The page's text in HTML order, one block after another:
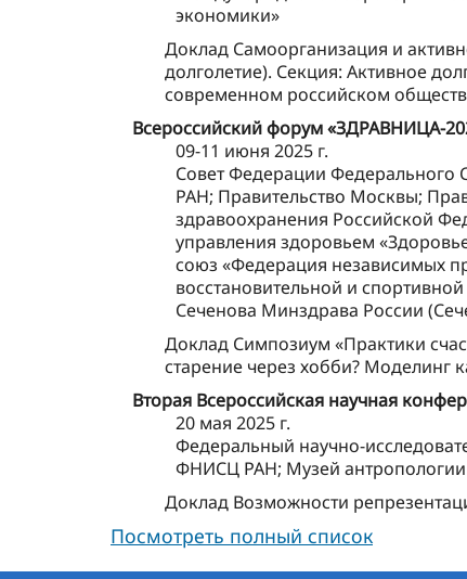
экономики»
Доклад Самоорганизация и
долголетие). Секция: Активное
современном российском
Всероссийский форум «ЗДРАВНИЦА-
09-11 июня 2025 г.
Совет Федерации Федерального
РАН; Правительство Москвы;
здравоохранения Российской
управления здоровьем
союз «Федерация независимых
восстановительной и
Сеченова Минздрава России
Доклад Симпозиум «Практики
старение через хобби? Моделинг
Вторая Всероссийская научная
20 мая 2025 г.
Федеральный научно-
ФНИСЦ РАН; Музей антропологии
Доклад Возможности
Посмотреть полный список